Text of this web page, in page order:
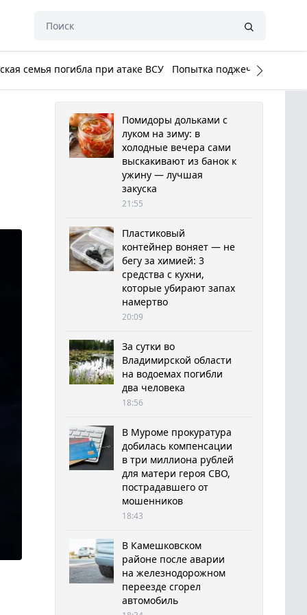
семья погибла при атаке ВСУ Попытка поджечь Белый
Помидоры дольками с
луком на зиму: в
холодные вечера сами
выскакивают из банок к
ужину — лучшая
закуска
21:55
Пластиковый
контейнер воняет — не
бегу за химией: 3
средства с кухни,
которые убирают запах
намертво
20:09
За сутки во
Владимирской области
на водоемах погибли
два человека
18:56
В Муроме прокуратура
добилась компенсации
в три миллиона рублей
для матери героя СВО,
пострадавшего от
мошенников
18:43
В Камешковском
районе после аварии
на железнодорожном
переезде сгорел
автомобиль